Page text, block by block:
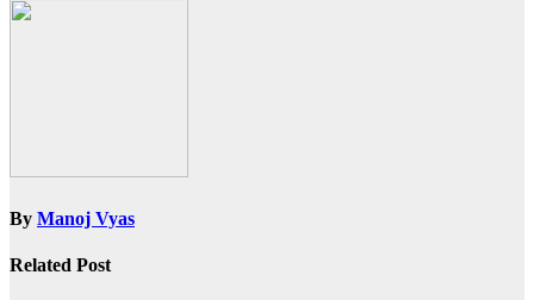
By Manoj Vyas
Related Post